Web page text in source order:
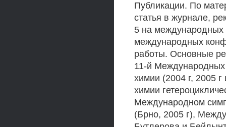
Публикации. По
статья в журнале,
5 на
международных
работы. Основные
11-й Международных
химии (2004 г, 2005
химии
Международном
(Брно, 2005 г),